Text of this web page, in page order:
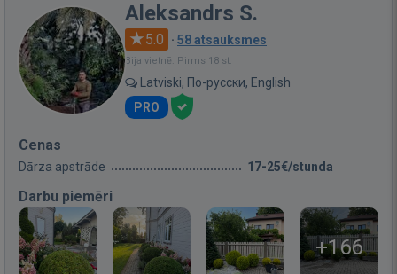
Aleksandrs S.
5.0 · 58 atsauksmes
Bija vietnē: Pirms 18 st.
Latviski, По-русски, English
PRO
Cenas
Dārza apstrāde 17-25€/stunda
Darbu piemēri
+166